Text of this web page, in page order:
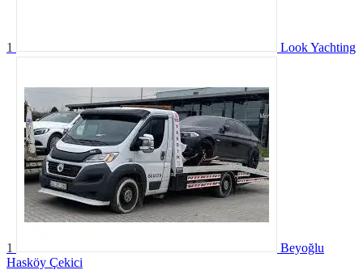
1 Look Yachting
1
Beyoğlu
Hasköy Çekici